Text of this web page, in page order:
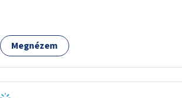
lakóegységek bérbeadása rászorulók számára.
Megnézem